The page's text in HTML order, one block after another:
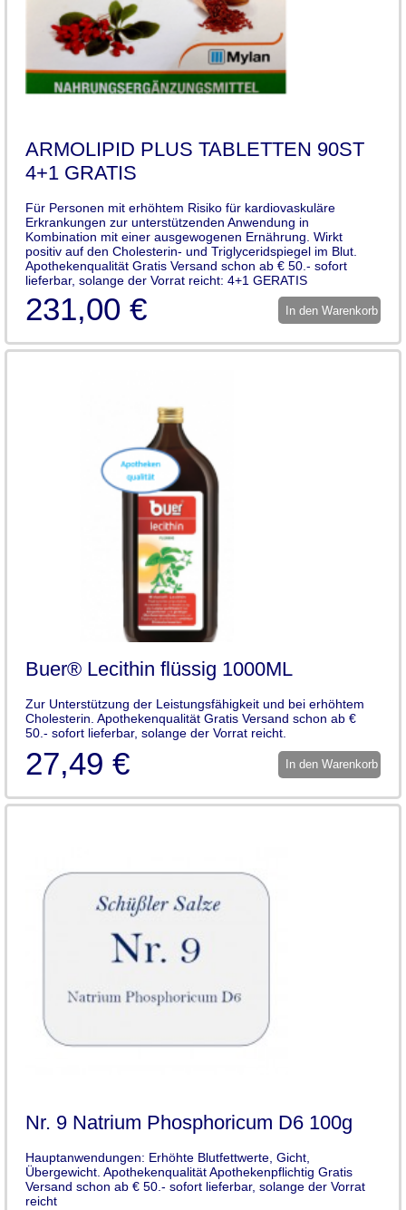
ARMOLIPID PLUS TABLETTEN 90ST
4+1 GRATIS
Für Personen mit erhöhtem Risiko für kardiovaskuläre
Erkrankungen zur unterstützenden Anwendung in
Kombination mit einer ausgewogenen Ernährung. Wirkt
positiv auf den Cholesterin- und Triglyceridspiegel im Blut.
Apothekenqualität Gratis Versand schon ab € 50.- sofort
lieferbar, solange der Vorrat reicht: 4+1 GERATIS
231,00 € In den Warenkorb
Buer® Lecithin flüssig 1000ML
Zur Unterstützung der Leistungsfähigkeit und bei erhöhtem
Cholesterin. Apothekenqualität Gratis Versand schon ab €
50.- sofort lieferbar, solange der Vorrat reicht.
27,49 € In den Warenkorb
Nr. 9 Natrium Phosphoricum D6 100g
Hauptanwendungen: Erhöhte Blutfettwerte, Gicht,
Übergewicht. Apothekenqualität Apothekenpflichtig Gratis
Versand schon ab € 50.- sofort lieferbar, solange der Vorrat
reicht